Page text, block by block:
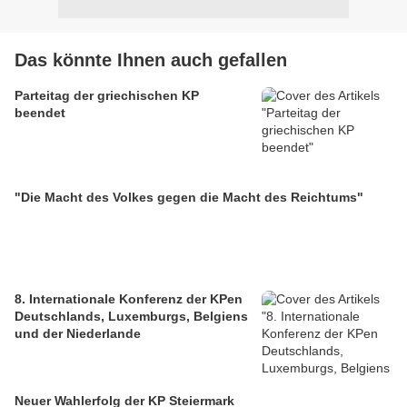
Das könnte Ihnen auch gefallen
Parteitag der griechischen KP
beendet
"Die Macht des Volkes gegen die Macht des Reichtums"
8. Internationale Konferenz der KPen
Deutschlands, Luxemburgs, Belgiens
und der Niederlande
Neuer Wahlerfolg der KP Steiermark